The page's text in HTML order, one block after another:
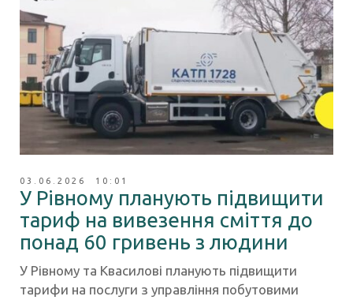
03.06.2026 10:01
У Рівному планують підвищити
тариф на вивезення сміття до
понад 60 гривень з людини
У Рівному та Квасилові планують підвищити
тарифи на послуги з управління побутовими